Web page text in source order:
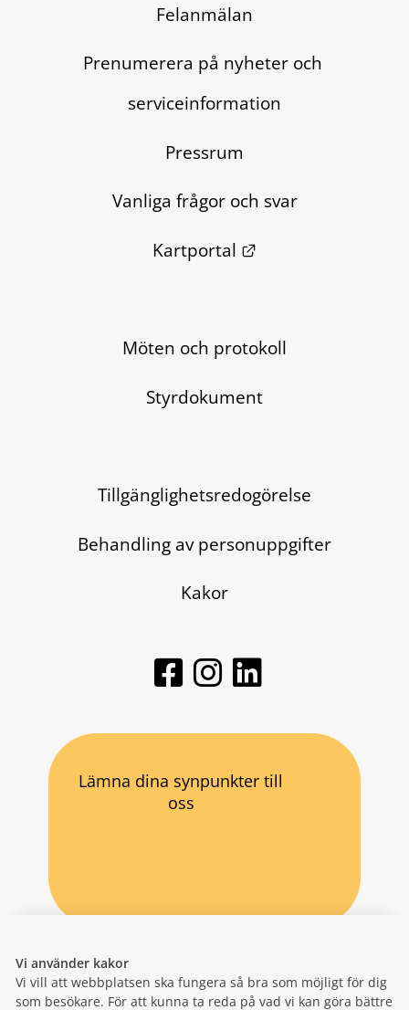
Vi använder kakor
Vi vill att webbplatsen ska fungera så bra som möjligt för dig
som besökare. För att kunna ta reda på vad vi kan göra bättre
Felanmälan
Prenumerera på nyheter och
serviceinformation
Pressrum
Vanliga frågor och svar
Kartportal
Länk till annan
Möten och protokoll
Styrdokument
Tillgänglighetsredogörelse
Behandling av personuppgifter
Kakor
Lämna dina synpunkter till
oss